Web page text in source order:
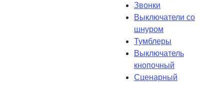
Звонки
Выключатели со
шнуром
Тумблеры
Выключатель
кнопочный
Сценарный